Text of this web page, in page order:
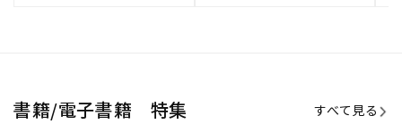
書籍/電子書籍 特集 すべて見る